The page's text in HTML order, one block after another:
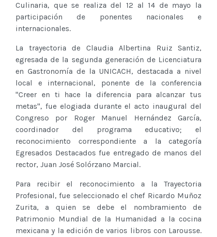
Culinaria, que se realiza del 12 al 14 de mayo la
participación de ponentes nacionales e
internacionales.
La trayectoria de Claudia Albertina Ruiz Santiz,
egresada de la segunda generación de Licenciatura
en Gastronomía de la UNICACH, destacada a nivel
local e internacional, ponente de la conferencia
"Creer en ti hace la diferencia para alcanzar tus
metas", fue elogiada durante el acto inaugural del
Congreso por Roger Manuel Hernández García,
coordinador del programa educativo; el
reconocimiento correspondiente a la categoría
Egresados Destacados fue entregado de manos del
rector, Juan José Solórzano Marcial.
Para recibir el reconocimiento a la Trayectoria
Profesional, fue seleccionado el chef Ricardo Muñoz
Zurita, a quien se debe el nombramiento de
Patrimonio Mundial de la Humanidad a la cocina
mexicana y la edición de varios libros con Larousse.